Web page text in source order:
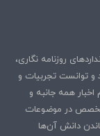
روزنامه نگاری،
و.. در سال ۱۴۰۴ تاسیس شد و توانست تجربیات و
همه جانبه و
تخصص در موضوعات
دانش آن‌ها